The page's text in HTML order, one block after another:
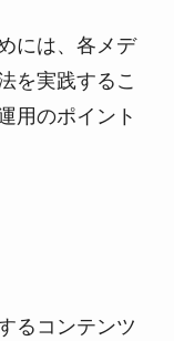
には、各メデ
を実践するこ
用のポイント
るコンテンツ